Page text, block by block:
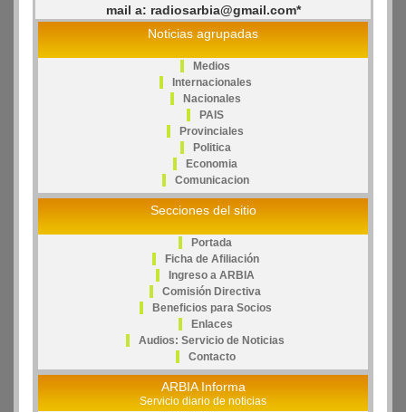
mail a: radiosarbia@gmail.com*
Noticias agrupadas
Medios
Internacionales
Nacionales
PAIS
Provinciales
Politica
Economia
Comunicacion
Secciones del sitio
Portada
Ficha de Afiliación
Ingreso a ARBIA
Comisión Directiva
Beneficios para Socios
Enlaces
Audios: Servicio de Noticias
Contacto
ARBIA Informa
Servicio diario de noticias